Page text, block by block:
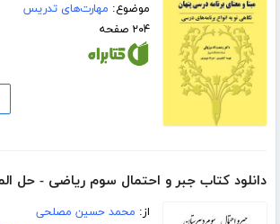
موضوع: مهارت‌های تدریس
۲۰۴ صفحه
دانلود کتاب جبر و احتمال سوم ریاضی - حل
از: محمد حسین مصلحی